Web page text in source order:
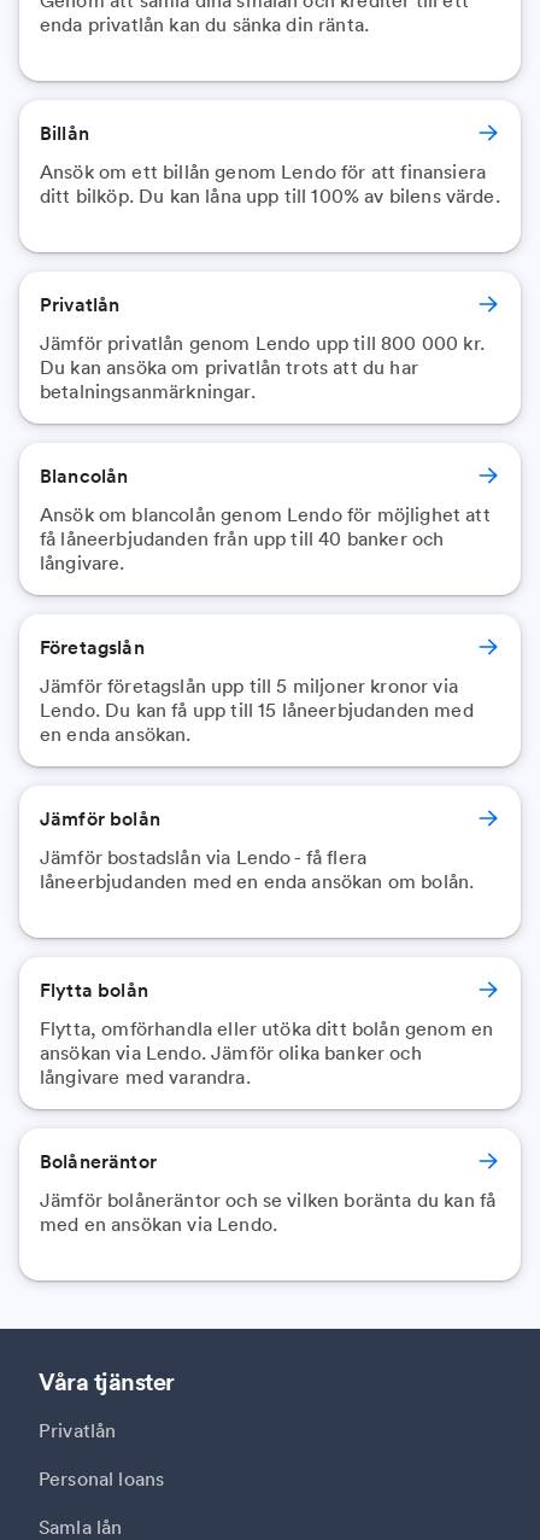
enda privatlån kan du sänka din ränta.
Billån
Ansök om ett billån genom Lendo för att finansiera
ditt bilköp. Du kan låna upp till 100% av bilens värde.
Privatlån
Jämför privatlån genom Lendo upp till 800 000 kr.
Du kan ansöka om privatlån trots att du har
betalningsanmärkningar.
Blancolån
Ansök om blancolån genom Lendo för möjlighet att
få låneerbjudanden från upp till 40 banker och
långivare.
Företagslån
Jämför företagslån upp till 5 miljoner kronor via
Lendo. Du kan få upp till 15 låneerbjudanden med
en enda ansökan.
Jämför bolån
Jämför bostadslån via Lendo - få flera
låneerbjudanden med en enda ansökan om bolån.
Flytta bolån
Flytta, omförhandla eller utöka ditt bolån genom en
ansökan via Lendo. Jämför olika banker och
långivare med varandra.
Bolåneräntor
Jämför bolåneräntor och se vilken boränta du kan få
med en ansökan via Lendo.
Våra tjänster
Privatlån
Personal loans
Samla lån